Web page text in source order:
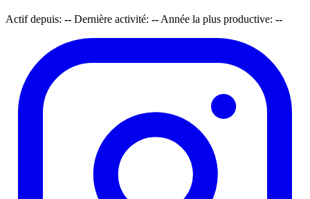
Actif depuis: -- Dernière activité: -- Année la plus productive: --